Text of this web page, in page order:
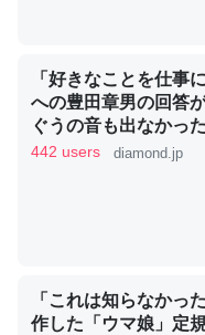
─ニュース :: 【研究発表
これを元に考えると
類は苦労してるんだ
「好きなことを仕事
への豊田章男の回答
ぐうの音も出なかった
442 users diamond.jp
「これは知らなかっ
作した「ウマ娘」定